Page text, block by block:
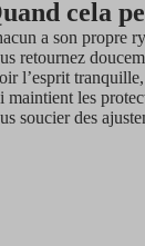
cela
a son propre
retournez
l’esprit
maintient les
soucier des